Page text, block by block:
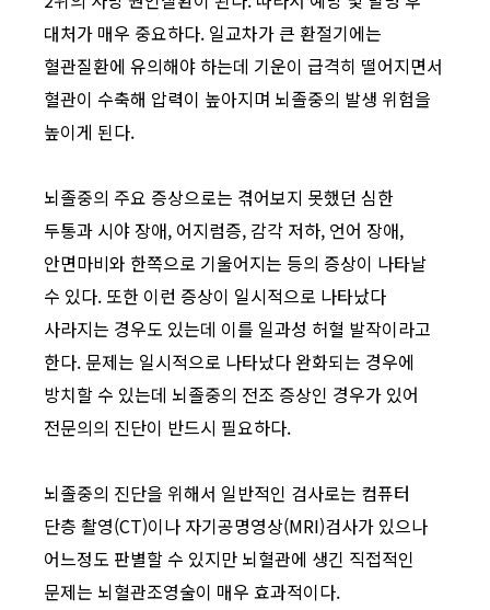
대처가 매우 중요하다. 일교차가 큰 환절기에는
혈관질환에 유의해야 하는데 기운이 급격히 떨어지면서
혈관이 수축해 압력이 높아지며 뇌졸중의 발생 위험을
높이게 된다.
뇌졸중의 주요 증상으로는 겪어보지 못했던 심한
두통과 시야 장애, 어지럼증, 감각 저하, 언어 장애,
안면마비와 한쪽으로 기울어지는 등의 증상이 나타날
수 있다. 또한 이런 증상이 일시적으로 나타났다
사라지는 경우도 있는데 이를 일과성 허혈 발작이라고
한다. 문제는 일시적으로 나타났다 완화되는 경우에
방치할 수 있는데 뇌졸중의 전조 증상인 경우가 있어
전문의의 진단이 반드시 필요하다.
뇌졸중의 진단을 위해서 일반적인 검사로는 컴퓨터
단층 촬영(CT)이나 자기공명영상(MRI)검사가 있으나
어느정도 판별할 수 있지만 뇌혈관에 생긴 직접적인
문제는 뇌혈관조영술이 매우 효과적이다.